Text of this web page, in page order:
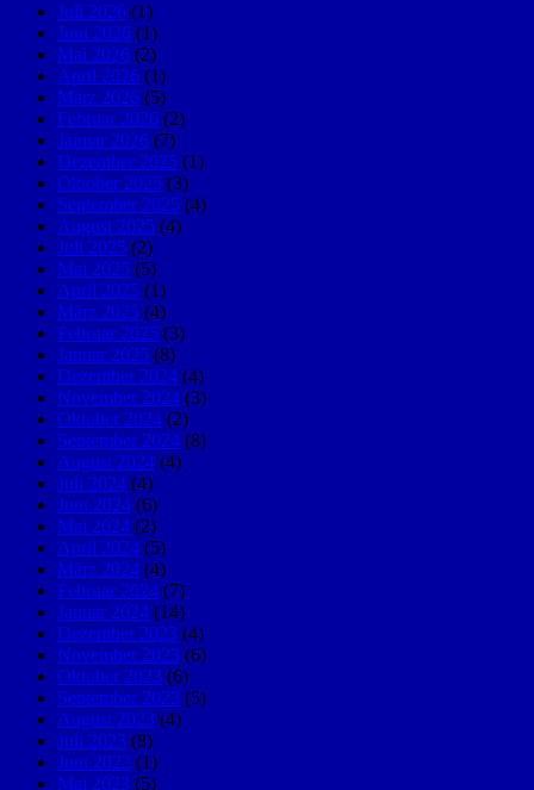
Juli 2026 (1)
Juni 2026 (1)
Mai 2026 (2)
April 2026 (1)
März 2026 (5)
Februar 2026 (2)
Januar 2026 (7)
Dezember 2025 (1)
Oktober 2025 (3)
September 2025 (4)
August 2025 (4)
Juli 2025 (2)
Mai 2025 (5)
April 2025 (1)
März 2025 (4)
Februar 2025 (3)
Januar 2025 (8)
Dezember 2024 (4)
November 2024 (3)
Oktober 2024 (2)
September 2024 (8)
August 2024 (4)
Juli 2024 (4)
Juni 2024 (6)
Mai 2024 (2)
April 2024 (5)
März 2024 (4)
Februar 2024 (7)
Januar 2024 (14)
Dezember 2023 (4)
November 2023 (6)
Oktober 2023 (6)
September 2023 (5)
August 2023 (4)
Juli 2023 (8)
Juni 2023 (1)
Mai 2023 (5)